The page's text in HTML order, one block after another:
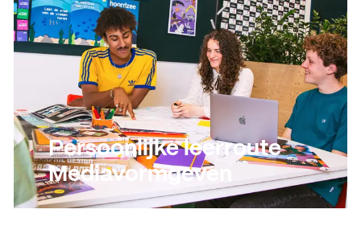
Persoonlijke leerroute
Mediavormgeven